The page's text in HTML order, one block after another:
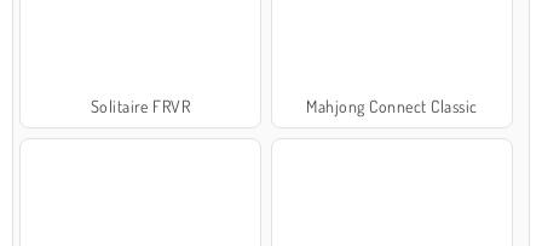
Solitaire FRVR Mahjong Connect Classic